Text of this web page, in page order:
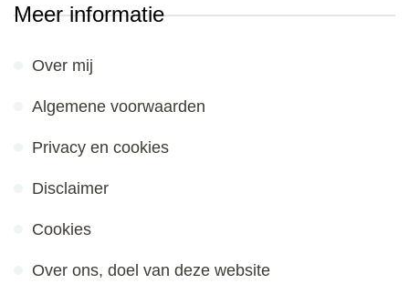
Meer informatie
Over mij
Algemene voorwaarden
Privacy en cookies
Disclaimer
Cookies
Over ons, doel van deze website